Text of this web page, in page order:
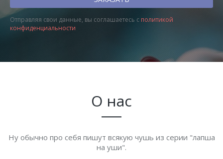
Отправляя свои данные, вы соглашаетесь с политикой
конфиденциальности
О нас
Ну обычно про себя пишут всякую чушь из серии "лапша
на уши".